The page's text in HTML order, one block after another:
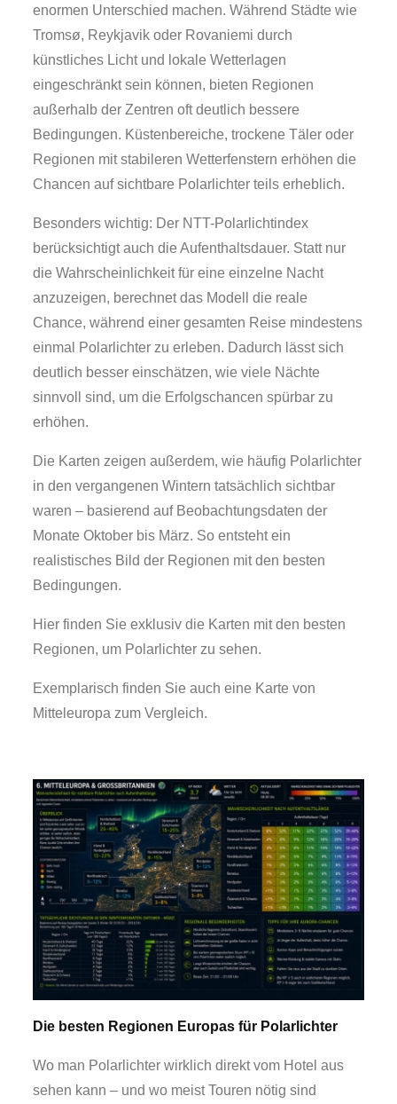
enormen Unterschied machen. Während Städte wie
Tromsø, Reykjavik oder Rovaniemi durch
künstliches Licht und lokale Wetterlagen
eingeschränkt sein können, bieten Regionen
außerhalb der Zentren oft deutlich bessere
Bedingungen. Küstenbereiche, trockene Täler oder
Regionen mit stabileren Wetterfenstern erhöhen die
Chancen auf sichtbare Polarlichter teils erheblich.
Besonders wichtig: Der NTT-Polarlichtindex
berücksichtigt auch die Aufenthaltsdauer. Statt nur
die Wahrscheinlichkeit für eine einzelne Nacht
anzuzeigen, berechnet das Modell die reale
Chance, während einer gesamten Reise mindestens
einmal Polarlichter zu erleben. Dadurch lässt sich
deutlich besser einschätzen, wie viele Nächte
sinnvoll sind, um die Erfolgschancen spürbar zu
erhöhen.
Die Karten zeigen außerdem, wie häufig Polarlichter
in den vergangenen Wintern tatsächlich sichtbar
waren – basierend auf Beobachtungsdaten der
Monate Oktober bis März. So entsteht ein
realistisches Bild der Regionen mit den besten
Bedingungen.
Hier finden Sie exklusiv die Karten mit den besten
Regionen, um Polarlichter zu sehen.
Exemplarisch finden Sie auch eine Karte von
Mitteleuropa zum Vergleich.
Die besten Regionen Europas für Polarlichter
Wo man Polarlichter wirklich direkt vom Hotel aus
sehen kann – und wo meist Touren nötig sind